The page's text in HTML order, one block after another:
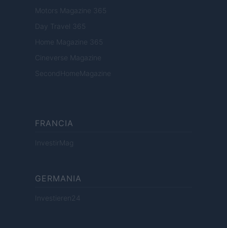
Motors Magazine 365
Day Travel 365
Home Magazine 365
Cineverse Magazine
SecondHomeMagazine
FRANCIA
InvestirMag
GERMANIA
Investieren24